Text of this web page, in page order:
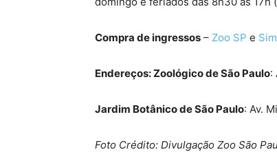
Compra de ingressos – Zoo SP e
Endereços: Zoológico de São Paulo:
Jardim Botânico de São Paulo: Av.
Foto Crédito: Divulgação Zoo São